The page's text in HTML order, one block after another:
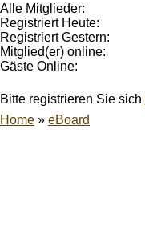
Alle Mitglieder:
Registriert Heute:
Registriert Gestern:
Mitglied(er) online:
Gäste Online:
Bitte registrieren Sie sich
Home » eBoard